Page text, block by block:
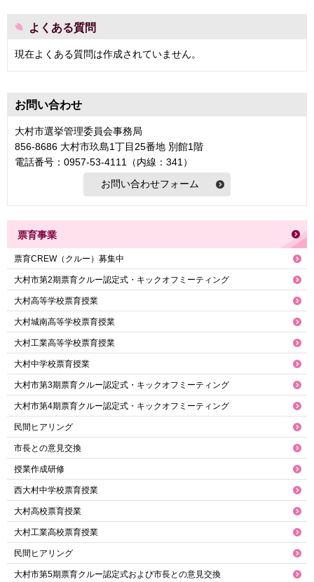
よくある質問
現在よくある質問は作成されていません。
お問い合わせ
大村市選挙管理委員会事務局
856-8686 大村市玖島1丁目25番地 別館1階
電話番号：0957-53-4111（内線：341）
票育事業
票育CREW（クルー）募集中
大村市第2期票育クルー認定式・キックオフミーティング
大村高等学校票育授業
大村城南高等学校票育授業
大村工業高等学校票育授業
大村中学校票育授業
大村市第3期票育クルー認定式・キックオフミーティング
大村市第4期票育クルー認定式・キックオフミーティング
民間ヒアリング
市長との意見交換
授業作成研修
西大村中学校票育授業
大村高校票育授業
大村工業高校票育授業
民間ヒアリング
大村市第5期票育クルー認定式および市長との意見交換